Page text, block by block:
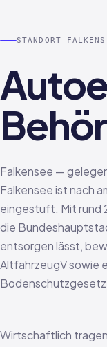
STANDORT
Falkensee —
Falkensee ist nach
eingestuft. Mit rund
die
entsorgen lässt,
AltfahrzeugV sowie
Wirtschaftlich